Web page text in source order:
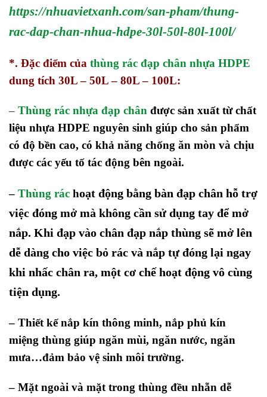
https://nhuavietxanh.com/san-pham/thung-
rac-dap-chan-nhua-hdpe-30l-50l-80l-100l/
*. Đặc điểm của thùng rác đạp chân nhựa HDPE
dung tích 30L – 50L – 80L – 100L:
– Thùng rác nhựa đạp chân được sản xuất từ chất
liệu nhựa HDPE nguyên sinh giúp cho sản phẩm
có độ bền cao, có khả năng chống ăn mòn và chịu
được các yếu tố tác động bên ngoài.
– Thùng rác hoạt động bằng bàn đạp chân hỗ trợ
việc đóng mở mà không cần sử dụng tay để mở
nắp. Khi đạp vào chân đạp nắp thùng sẽ mở lên
dễ dàng cho việc bỏ rác và nắp tự đóng lại ngay
khi nhấc chân ra, một cơ chế hoạt động vô cùng
tiện dụng.
– Thiết kế nắp kín thông minh, nắp phủ kín
miệng thùng giúp ngăn mùi, ngăn nước, ngăn
mưa…đảm bảo vệ sinh môi trường.
– Mặt ngoài và mặt trong thùng đều nhẵn dễ